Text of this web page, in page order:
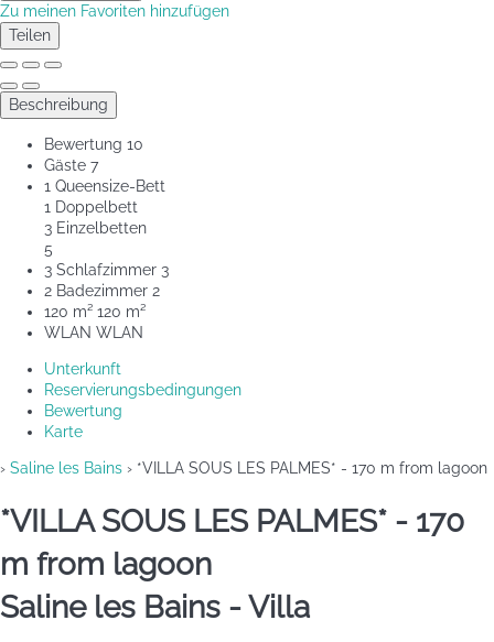
Zu meinen Favoriten hinzufügen
Teilen
Beschreibung
Bewertung 10
Gäste 7
1 Queensize-Bett
1 Doppelbett
3 Einzelbetten
5
3 Schlafzimmer 3
2 Badezimmer 2
120 m² 120 m²
WLAN WLAN
Unterkunft
Reservierungsbedingungen
Bewertung
Karte
› Saline les Bains › *VILLA SOUS LES PALMES* - 170 m from lagoon
*VILLA SOUS LES PALMES* - 170
m from lagoon
Saline les Bains -Villa